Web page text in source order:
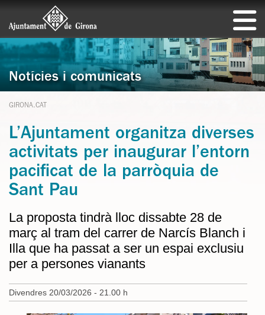
Notícies i comunicats
GIRONA.CAT
L’Ajuntament organitza diverses
activitats per inaugurar l’entorn
pacificat de la parròquia de
Sant Pau
La proposta tindrà lloc dissabte 28 de
març al tram del carrer de Narcís Blanch i
Illa que ha passat a ser un espai exclusiu
per a persones vianants
Divendres 20/03/2026 - 21.00 h